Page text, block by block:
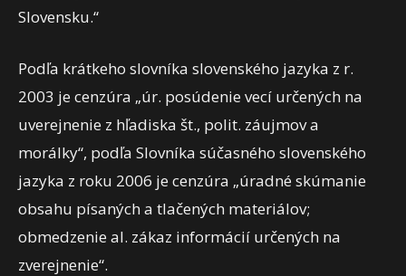
Slovensku.“
Podľa krátkeho slovníka slovenského jazyka z r.
2003 je cenzúra „úr. posúdenie vecí určených na
uverejnenie z hľadiska št., polit. záujmov a
morálky“, podľa Slovníka súčasného slovenského
jazyka z roku 2006 je cenzúra „úradné skúmanie
obsahu písaných a tlačených materiálov;
obmedzenie al. zákaz informácií určených na
zverejnenie“.